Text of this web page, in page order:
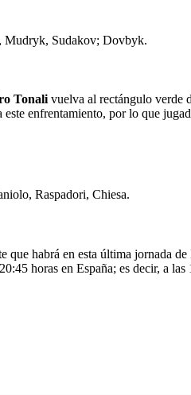
Mudryk, Sudakov; Dovbyk.
Tonali vuelva al rectángulo verde
enfrentamiento, por lo que
Raspadori, Chiesa.
que habrá en esta última jornada
horas en España; es decir, a